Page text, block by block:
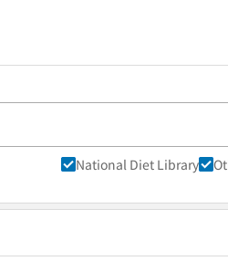
National Diet Library